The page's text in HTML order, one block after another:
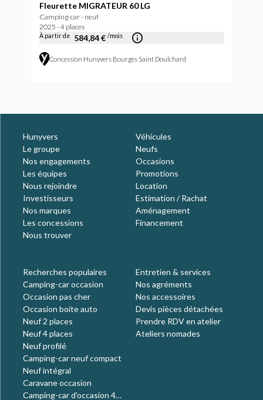
Fleurette MIGRATEUR 60 LG
Camping-car - neuf
2025 - 4 places
À partir de 584,84 € /mois
Concession Hunyvers Bourges Saint Doulchard
Hunyvers
Le groupe
Nos engagements
Les équipes
Nous rejoindre
Investisseurs
Nos marques
Les concessions
Nous trouver
Véhicules
Neufs
Occasions
Promotions
Location
Estimation / Rachat
Aménagement
Financement
Recherches populaires
Camping-car occasion
Occasion pas cher
Occasion boite auto
Neuf 2 places
Neuf 4 places
Neuf profilé
Camping-car neuf compact
Neuf intégral
Caravane occasion
Camping-car d'occasion 4
Entretien & services
Nos agréments
Nos accessoires
Devis pièces détachées
Prendre RDV en atelier
Ateliers nomades